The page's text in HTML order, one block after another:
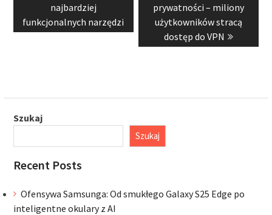
najbardziej
funkcjonalnych narzędzi
prywatności – miliony
użytkowników stracą
dostęp do VPN
Szukaj
Szukaj
Recent Posts
Ofensywa Samsunga: Od smukłego Galaxy S25 Edge po
inteligentne okulary z AI